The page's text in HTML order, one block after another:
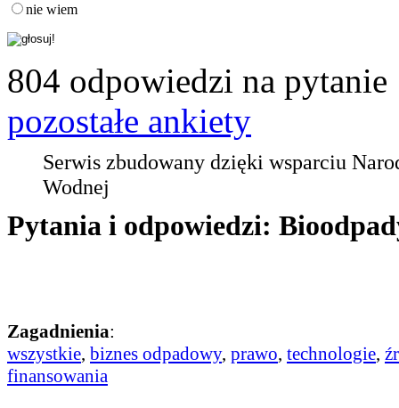
nie wiem
804 odpowiedzi na pytanie
pozostałe ankiety
Serwis zbudowany dzięki wsparciu
Wodnej
Pytania i odpowiedzi:
Zagadnienia:
wszystkie, biznes odpadowy, prawo, technologie,
finansowania